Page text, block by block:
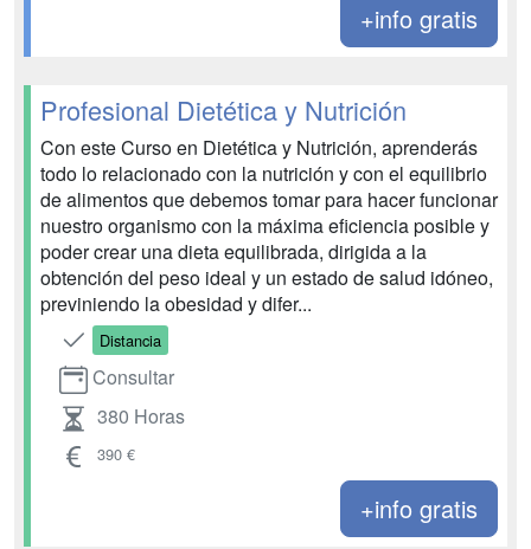
+info gratis
Profesional Dietética y Nutrición
Con este Curso en Dietética y Nutrición, aprenderás
todo lo relacionado con la nutrición y con el equilibrio
de alimentos que debemos tomar para hacer funcionar
nuestro organismo con la máxima eficiencia posible y
poder crear una dieta equilibrada, dirigida a la
obtención del peso ideal y un estado de salud idóneo,
previniendo la obesidad y difer...
Distancia
Consultar
380 Horas
390 €
+info gratis